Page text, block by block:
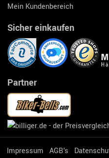
Mein Kundenbereich
Sicher einkaufen
Partner
Impressum AGB's